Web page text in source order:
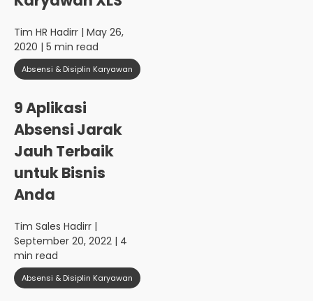
Tim HR Hadirr | May 26,
2020 | 5 min read
Absensi & Disiplin Karyawan
9 Aplikasi
Absensi Jarak
Jauh Terbaik
untuk Bisnis
Anda
Tim Sales Hadirr |
September 20, 2022 | 4
min read
Absensi & Disiplin Karyawan